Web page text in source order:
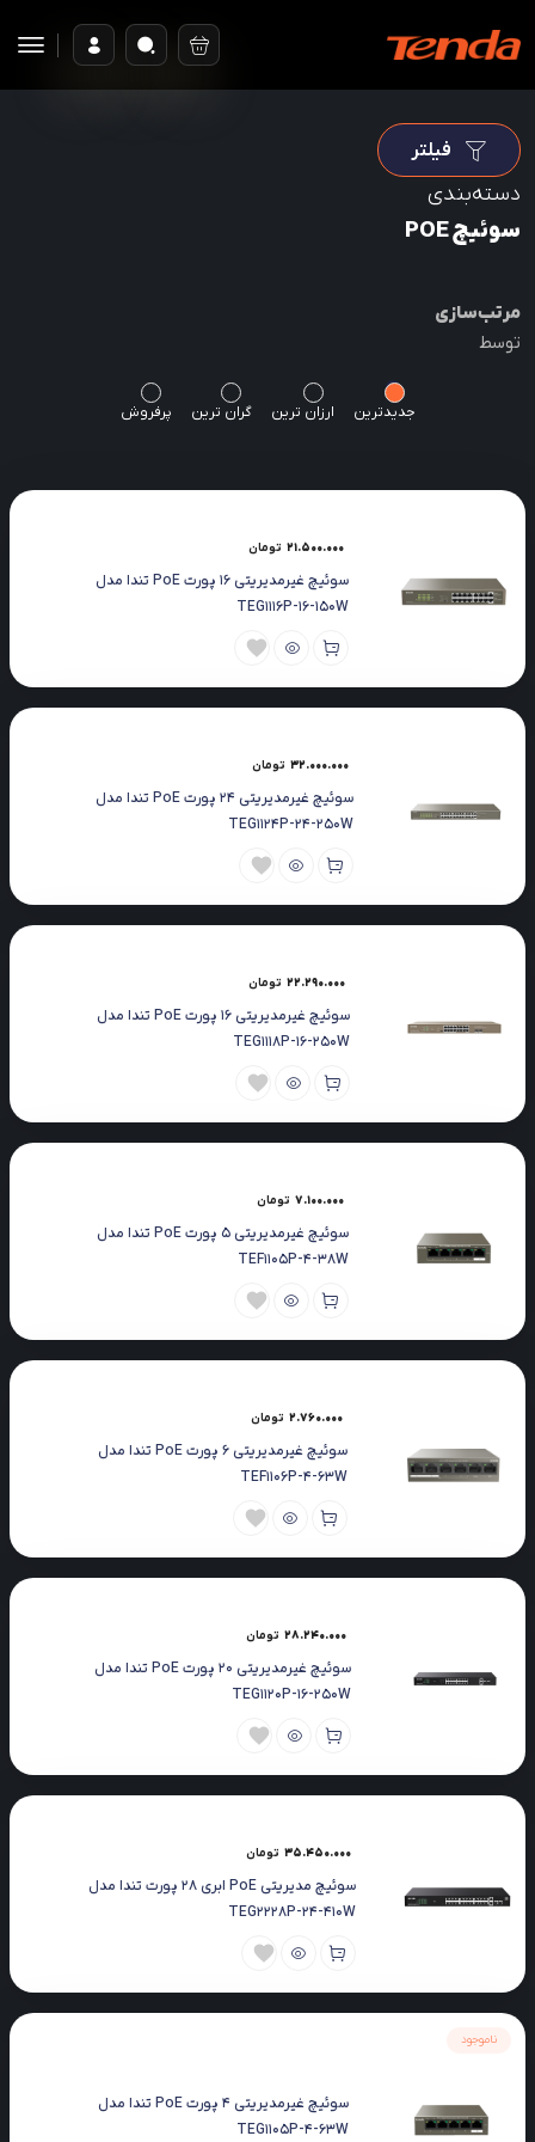
فیلتر
دسته‌بندی
سوئیچ POE
مرتب‌سازی
توسط
جدیدترین ارزان ترین گران ترین پرفروش
21.500.000 تومان
سوئیچ غیرمدیریتی 16 پورت PoE تندا مدل
TEG1116P-16-150W
32.000.000 تومان
سوئیچ غیرمدیریتی 24 پورت PoE تندا مدل
TEG1124P-24-250W
22.290.000 تومان
سوئیچ غیرمدیریتی 16 پورت PoE تندا مدل
TEG1118P-16-250W
7.100.000 تومان
سوئیچ غیرمدیریتی 5 پورت PoE تندا مدل
TEF1105P-4-38W
2.760.000 تومان
سوئیچ غیرمدیریتی 6 پورت PoE تندا مدل
TEF1106P-4-63W
28.240.000 تومان
سوئیچ غیرمدیریتی 20 پورت PoE تندا مدل
TEG1120P-16-250W
35.450.000 تومان
سوئیچ مدیریتی PoE ابری ۲8 پورت تندا مدل
TEG2228P-24-410W
ناموجود
سوئیچ غیرمدیریتی 4 پورت PoE تندا مدل
TEG1105P-4-63W